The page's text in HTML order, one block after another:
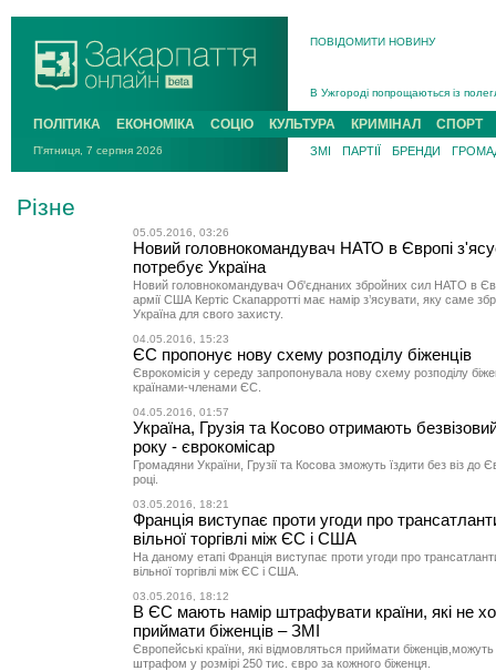
ПОВІДОМИТИ НОВИНУ
В Ужгороді попрощаються із
В Ужгороді 5 серпня
Підтвердили загибель
На війні з рф поліг військовий з
ПОЛІТИКА ЕКОНОМІКА СОЦІО КУЛЬТУРА КРИМІНАЛ СПОРТ
П'ятниця, 7 серпня 2026 ЗМІ ПАРТІЇ БРЕНДИ
Різне
05.05.2016, 03:26
Новий головнокомандувач НАТО в Європі
потребує Україна
Новий головнокомандувач Об'єднаних збройних сил НАТО в
армії США Кертіс Скапарротті має намір з’ясувати, яку саме
Україна для свого захисту.
04.05.2016, 15:23
ЄС пропонує нову схему розподілу біженців
Єврокомісія у середу запропонувала нову схему розподілу
країнами-членами ЄС.
04.05.2016, 01:57
Україна, Грузія та Косово отримають
року - єврокомісар
Громадяни України, Грузії та Косова зможуть їздити без віз до
році.
03.05.2016, 18:21
Франція виступає проти угоди про
вільної торгівлі між ЄС і США
На даному етапі Франція виступає проти угоди про
вільної торгівлі між ЄС і США.
03.05.2016, 18:12
В ЄС мають намір штрафувати країни, які не
приймати біженців – ЗМІ
Європейські країни, які відмовляться приймати біженців,можуть
штрафом у розмірі 250 тис. євро за кожного біженця.